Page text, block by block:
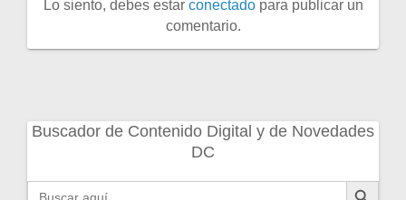
Lo siento, debes estar conectadopara publicar un
comentario.
Buscador de Contenido Digital y de Novedades
DC
Buscar: Botón de búsqueda